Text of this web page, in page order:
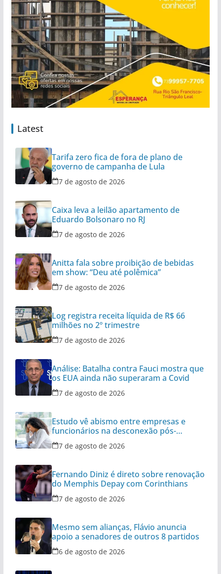
Latest
Tarifa zero fica de fora de plano de
governo de campanha de Lula
7 de agosto de 2026
Caixa leva a leilão apartamento de
Eduardo Bolsonaro no RJ
7 de agosto de 2026
Anitta fala sobre proibição de bebidas
em show: “Deu até polêmica”
7 de agosto de 2026
Log registra receita líquida de R$ 66
milhões no 2º trimestre
7 de agosto de 2026
Análise: Batalha contra Fauci mostra que
os EUA ainda não superaram a Covid
7 de agosto de 2026
Estudo vê abismo entre empresas e
funcionários na desconexão pós-
expediente
7 de agosto de 2026
Fernando Diniz é direto sobre renovação
do Memphis Depay com Corinthians
7 de agosto de 2026
Mesmo sem alianças, Flávio anuncia
apoio a senadores de outros 8 partidos
6 de agosto de 2026